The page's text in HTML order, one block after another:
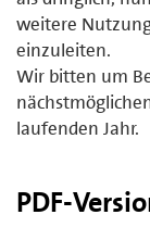
weitere
einzuleiten.
Wir bitten um
laufenden Jahr.
PDF-